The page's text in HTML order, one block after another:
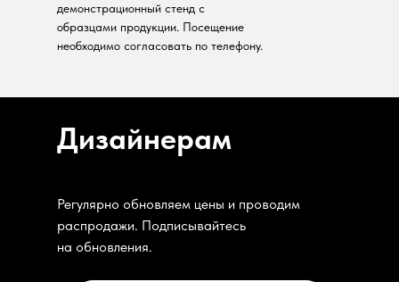
демонстрационный стенд с
образцами продукции. Посещение
необходимо согласовать по телефону.
Дизайнерам
Регулярно обновляем цены и проводим
распродажи. Подписывайтесь
на обновления.